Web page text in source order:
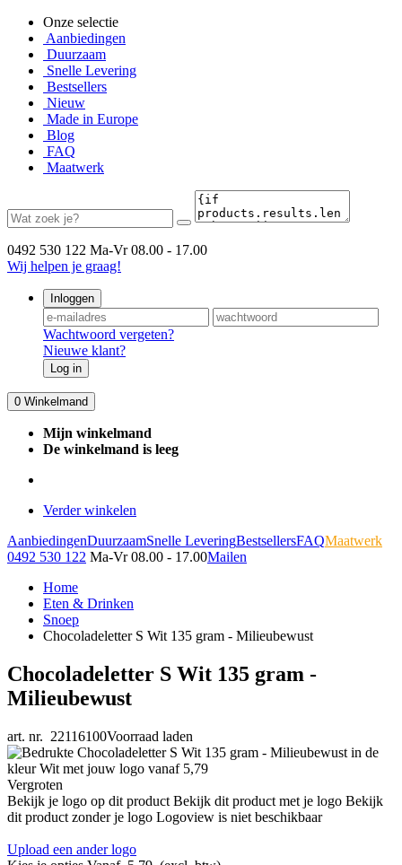
Onze selectie
Aanbiedingen
Duurzaam
Snelle Levering
Bestsellers
Nieuw
Made in Europe
Blog
FAQ
Maatwerk
0492 530 122 Ma-Vr 08.00 - 17.00
Wij helpen je graag!
Inloggen
Wachtwoord vergeten?
Nieuwe klant?
Log in
0 Winkelmand
Mijn winkelmand
De winkelmand is leeg
Verder winkelen
AanbiedingenDuurzaamSnelle LeveringBestsellersFAQMaatwerk
0492 530 122 Ma-Vr 08.00 - 17.00Mailen
Home
Eten & Drinken
Snoep
Chocoladeletter S Wit 135 gram - Milieubewust
Chocoladeletter S Wit 135 gram -
Milieubewust
art. nr. 22116100Voorraad laden
Vergroten
Bekijk je logo op dit product Bekijk dit product met je logo Bekijk
dit product zonder je logo Logoview is niet beschikbaar
Upload een ander logo